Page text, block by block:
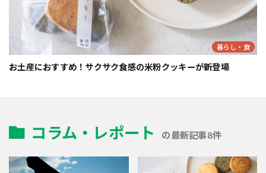
暮らし・食
お土産におすすめ！サクサク食感の米粉クッキーが新登場
コラム・レポート の最新記事8件